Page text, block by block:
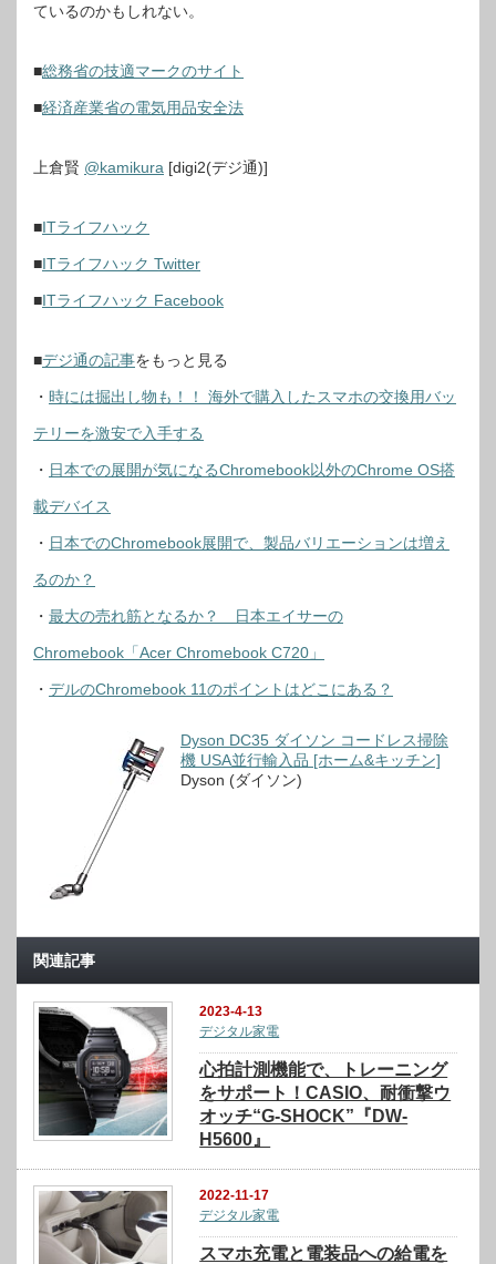
ているのかもしれない。
■総務省の技適マークのサイト
■経済産業省の電気用品安全法
上倉賢 @kamikura [digi2(デジ通)]
■ITライフハック
■ITライフハック Twitter
■ITライフハック Facebook
■デジ通の記事をもっと見る
・ 時には掘出し物も！！ 海外で購入したスマホの交換用バッ
テリーを激安で入手する
・ 日本での展開が気になるChromebook以外のChrome OS搭
載デバイス
・ 日本でのChromebook展開で、製品バリエーションは増え
るのか？
・ 最大の売れ筋となるか？ 日本エイサーの
Chromebook「Acer Chromebook C720」
・ デルのChromebook 11のポイントはどこにある？
Dyson DC35 ダイソン コードレス掃除
機 USA並行輸入品 [ホーム&キッチン]
Dyson (ダイソン)
関連記事
2023-4-13
デジタル家電
心拍計測機能で、トレーニング
をサポート！CASIO、耐衝撃ウ
オッチ“G-SHOCK”『DW-
H5600』
2022-11-17
デジタル家電
スマホ充電と電装品への給電を